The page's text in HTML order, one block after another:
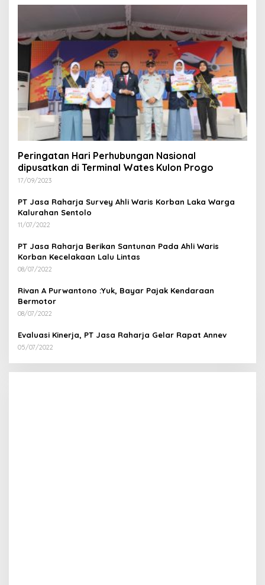
Peringatan Hari Perhubungan Nasional
dipusatkan di Terminal Wates Kulon Progo
17/09/2023
PT Jasa Raharja Survey Ahli Waris Korban Laka Warga
Kalurahan Sentolo
11/07/2022
PT Jasa Raharja Berikan Santunan Pada Ahli Waris
Korban Kecelakaan Lalu Lintas
08/07/2022
Rivan A Purwantono :Yuk, Bayar Pajak Kendaraan
Bermotor
08/07/2022
Evaluasi Kinerja, PT Jasa Raharja Gelar Rapat Annev
05/07/2022